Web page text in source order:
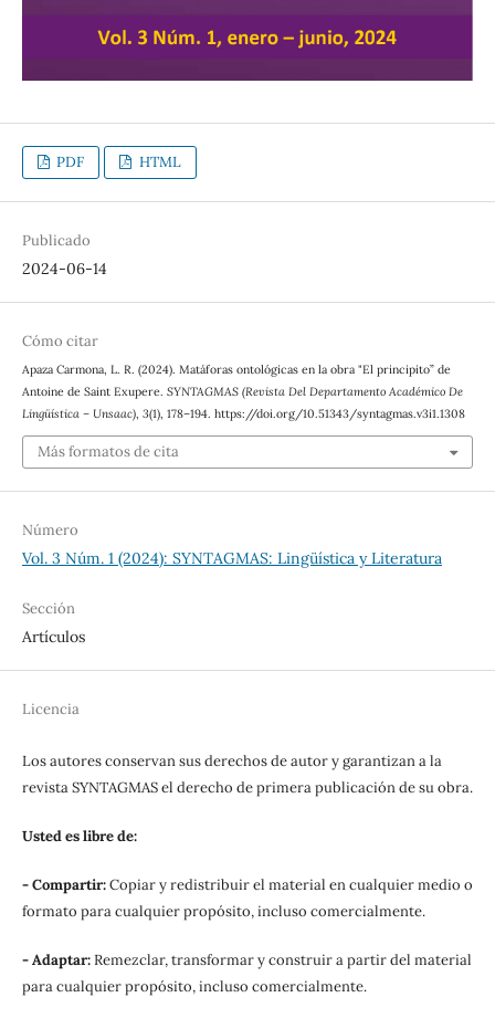
PDF HTML
Publicado
2024-06-14
Cómo citar
Apaza Carmona, L. R. (2024). Matáforas ontológicas en la obra "El principito” de
Antoine de Saint Exupere. SYNTAGMAS (Revista Del Departamento Académico De
Lingüística – Unsaac), 3(1), 178–194. https://doi.org/10.51343/syntagmas.v3i1.1308
Más formatos de cita
Número
Vol. 3 Núm. 1 (2024): SYNTAGMAS: Lingüística y Literatura
Sección
Artículos
Licencia
Los autores conservan sus derechos de autor y garantizan a la
revista SYNTAGMAS el derecho de primera publicación de su obra.
Usted es libre de:
- Compartir:Copiar y redistribuir el material en cualquier medio o
formato para cualquier propósito, incluso comercialmente.
- Adaptar:Remezclar, transformar y construir a partir del material
para cualquier propósito, incluso comercialmente.